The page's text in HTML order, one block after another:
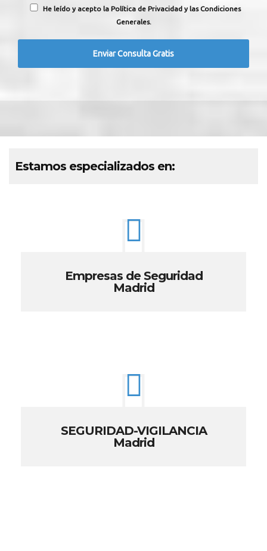
He leído y acepto la Política de Privacidad y las Condiciones
Generales.
Estamos especializados en:
Empresas de Seguridad
Madrid
SEGURIDAD-VIGILANCIA
Madrid